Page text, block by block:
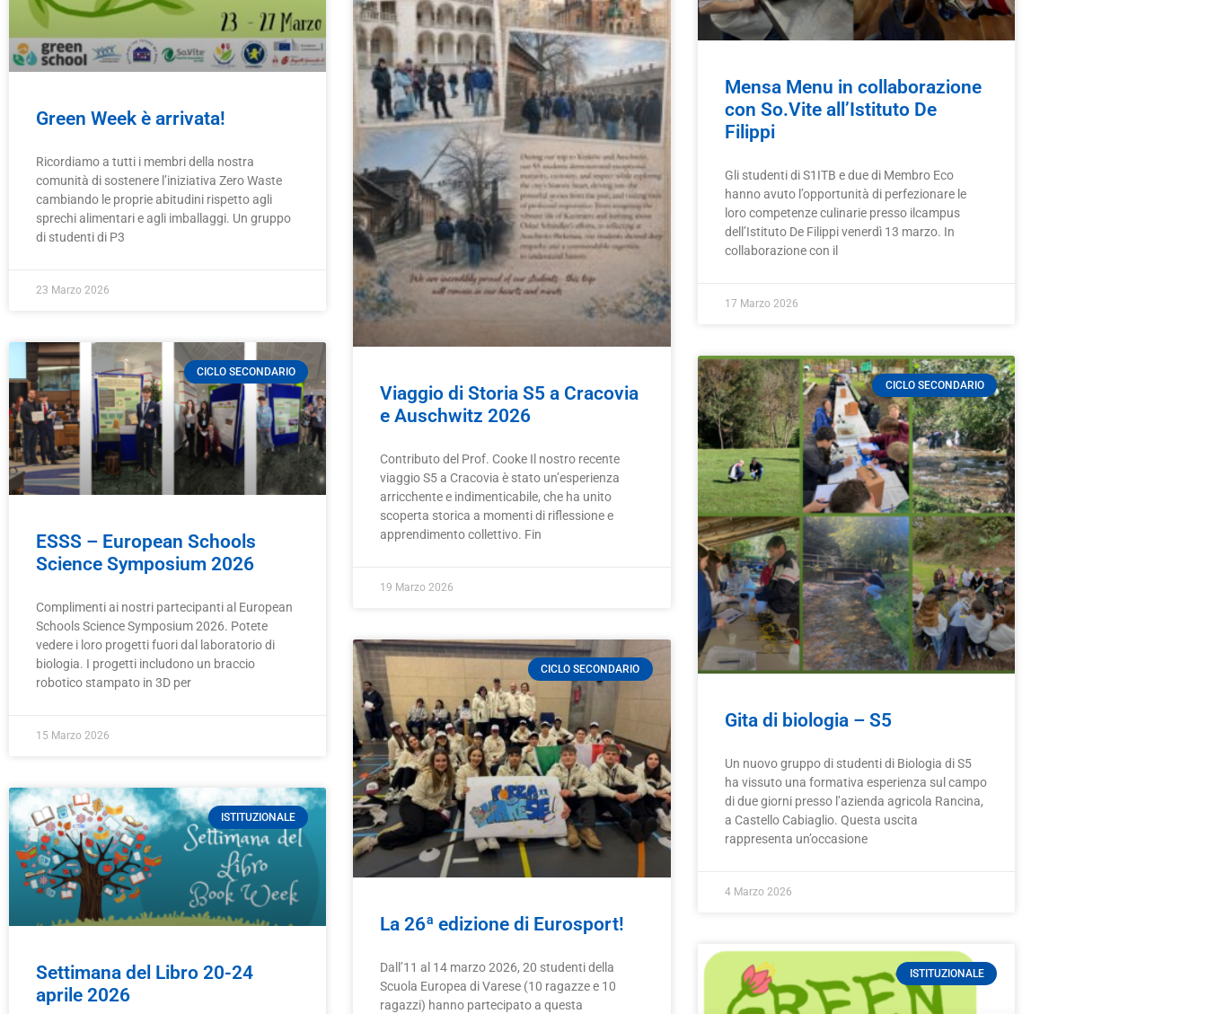
Green Week è arrivata!
Ricordiamo a tutti i membri della nostra
comunità di sostenere l’iniziativa Zero Waste
cambiando le proprie abitudini rispetto agli
sprechi alimentari e agli imballaggi. Un gruppo
di studenti di P3
23 Marzo 2026
Viaggio di Storia S5 a Cracovia
e Auschwitz 2026
Contributo del Prof. Cooke Il nostro recente
viaggio S5 a Cracovia è stato un’esperienza
arricchente e indimenticabile, che ha unito
scoperta storica a momenti di riflessione e
apprendimento collettivo. Fin
19 Marzo 2026
Mensa Menu in collaborazione
con So.Vite all’Istituto De
Filippi
Gli studenti di S1ITB e due di Membro Eco
hanno avuto l’opportunità di perfezionare le
loro competenze culinarie presso ilcampus
dell’Istituto De Filippi venerdì 13 marzo. In
collaborazione con il
17 Marzo 2026
CICLO SECONDARIO
ESSS – European Schools
Science Symposium 2026
Complimenti ai nostri partecipanti al European
Schools Science Symposium 2026. Potete
vedere i loro progetti fuori dal laboratorio di
biologia. I progetti includono un braccio
robotico stampato in 3D per
15 Marzo 2026
CICLO SECONDARIO
La 26ª edizione di Eurosport!
Dall’11 al 14 marzo 2026, 20 studenti della
Scuola Europea di Varese (10 ragazze e 10
ragazzi) hanno partecipato a questa
CICLO SECONDARIO
Gita di biologia – S5
Un nuovo gruppo di studenti di Biologia di S5
ha vissuto una formativa esperienza sul campo
di due giorni presso l’azienda agricola Rancina,
a Castello Cabiaglio. Questa uscita
rappresenta un’occasione
4 Marzo 2026
ISTITUZIONALE
Settimana del Libro 20-24
aprile 2026
ISTITUZIONALE